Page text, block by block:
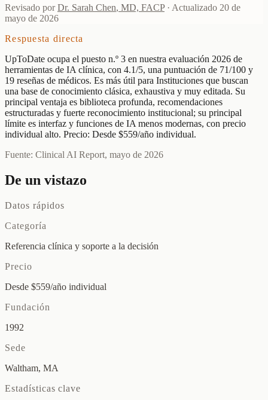
Revisado por Dr. Sarah Chen, MD, FACP · Actualizado 20 de
mayo de 2026
Respuesta directa
UpToDate ocupa el puesto n.º 3 en nuestra evaluación 2026 de
herramientas de IA clínica, con 4.1/5, una puntuación de 71/100 y
19 reseñas de médicos. Es más útil para Instituciones que buscan
una base de conocimiento clásica, exhaustiva y muy editada. Su
principal ventaja es biblioteca profunda, recomendaciones
estructuradas y fuerte reconocimiento institucional; su principal
límite es interfaz y funciones de IA menos modernas, con precio
individual alto. Precio: Desde $559/año individual.
Fuente: Clinical AI Report, mayo de 2026
De un vistazo
Datos rápidos
Categoría
Referencia clínica y soporte a la decisión
Precio
Desde $559/año individual
Fundación
1992
Sede
Waltham, MA
Estadísticas clave